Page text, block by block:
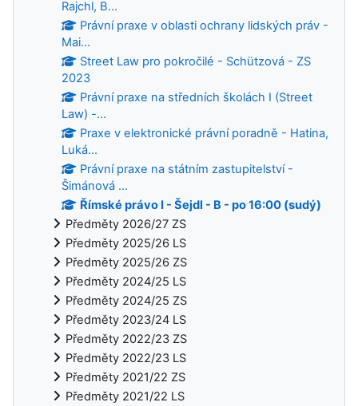
Rajchl, B...
Právní praxe v oblasti ochrany lidských práv -
Mai...
Street Law pro pokročilé - Schützová - ZS
2023
Právní praxe na středních školách I (Street
Law) -...
Praxe v elektronické právní poradně - Hatina,
Luká...
Právní praxe na státním zastupitelství -
Šimánová ...
Římské právo I - Šejdl - B - po 16:00 (sudý)
Předměty 2026/27 ZS
Předměty 2025/26 LS
Předměty 2025/26 ZS
Předměty 2024/25 LS
Předměty 2024/25 ZS
Předměty 2023/24 LS
Předměty 2022/23 ZS
Předměty 2022/23 LS
Předměty 2021/22 ZS
Předměty 2021/22 LS